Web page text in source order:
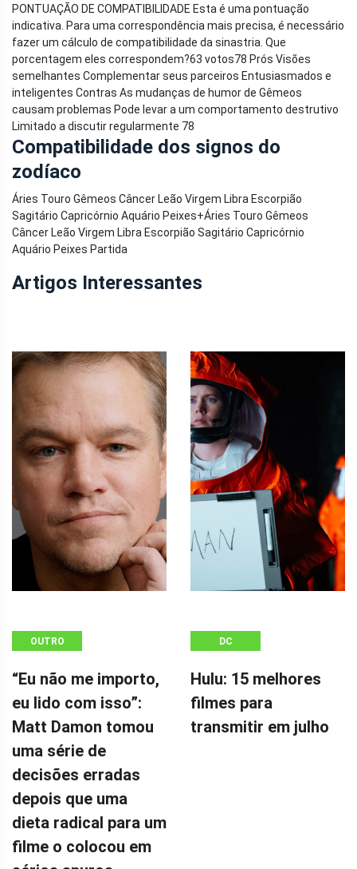
PONTUAÇÃO DE COMPATIBILIDADE Esta é uma pontuação
indicativa. Para uma correspondência mais precisa, é necessário
fazer um cálculo de compatibilidade da sinastria. Que
porcentagem eles correspondem?63 votos78 Prós Visões
semelhantes Complementar seus parceiros Entusiasmados e
inteligentes Contras As mudanças de humor de Gêmeos
causam problemas Pode levar a um comportamento destrutivo
Limitado a discutir regularmente 78
Compatibilidade dos signos do
zodíaco
Áries Touro Gêmeos Câncer Leão Virgem Libra Escorpião
Sagitário Capricórnio Aquário Peixes+Áries Touro Gêmeos
Câncer Leão Virgem Libra Escorpião Sagitário Capricórnio
Aquário Peixes Partida
Artigos Interessantes
OUTRO
“Eu não me importo,
eu lido com isso”:
Matt Damon tomou
uma série de
decisões erradas
depois que uma
dieta radical para um
filme o colocou em
DC
Hulu: 15 melhores
filmes para
transmitir em julho